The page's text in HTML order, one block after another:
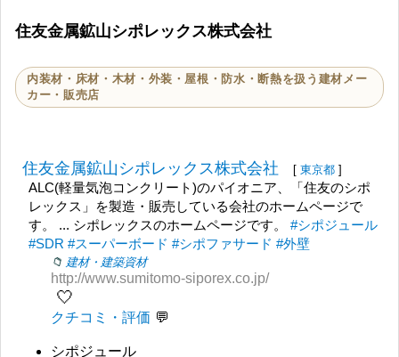
住友金属鉱山シポレックス株式会社
内装材・床材・木材・外装・屋根・防水・断熱を扱う建材メー
カー・販売店
住友金属鉱山シポレックス株式会社 [ 東京都 ]
ALC(軽量気泡コンクリート)のパイオニア、「住友のシポ
レックス」を製造・販売している会社のホームページで
す。 ... シポレックスのホームページです。#シポジュール
#SDR #スーパーボード #シポファサード #外壁
建材・建築資材
http://www.sumitomo-siporex.co.jp/
🤍
クチコミ・評価
シポジュール